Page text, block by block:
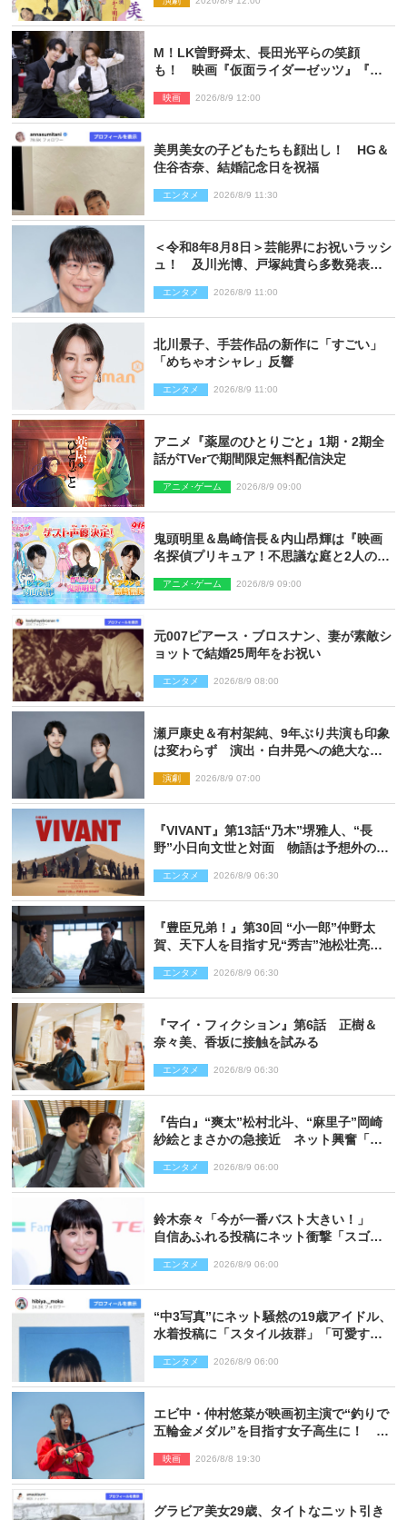
M！LK曽野舜太、長田光平らの笑顔
も！ 映画『仮面ライダーゼッツ』『超
ショット到着
映画 2026/8/9 12:00
美男美女の子どもたちも顔出し！ HG＆
住谷杏奈、結婚記念日を祝福
エンタメ 2026/8/9 11:30
＜令和8年8月8日＞芸能界にお祝いラッシ
ュ！ 及川光博、戸塚純貴ら多数発表結
エンタメ 2026/8/9 11:00
北川景子、手芸作品の新作に「すごい」
「めちゃオシャレ」反響
エンタメ 2026/8/9 11:00
アニメ『薬屋のひとりごと』1期・2期全
話がTVerで期間限定無料配信決定
アニメ･ゲーム 2026/8/9 09:00
鬼頭明里＆島崎信長＆内山昂輝は『映画
名探偵プリキュア！不思議な庭と2人の秘
アニメ･ゲーム 2026/8/9 09:00
元007ピアース・ブロスナン、妻が素敵シ
ョットで結婚25周年をお祝い
エンタメ 2026/8/9 08:00
瀬戸康史＆有村架純、9年ぶり共演も印象
は変わらず 演出・白井晃への絶大なる
演劇 2026/8/9 07:00
『VIVANT』第13話“乃木”堺雅人、“長
野”小日向文世と対面 物語は予想外の展
エンタメ 2026/8/9 06:30
『豊臣兄弟！』第30回 “小一郎”仲野太
賀、天下人を目指す兄“秀吉”池松壮亮
エンタメ 2026/8/9 06:30
『マイ・フィクション』第6話 正樹＆
奈々美、香坂に接触を試みる
エンタメ 2026/8/9 06:30
『告白』“爽太”松村北斗、“麻里子”岡崎
紗絵とまさかの急接近 ネット興奮「そ
り）
エンタメ 2026/8/9 06:00
鈴木奈々「今が一番バスト大きい！」
自信あふれる投稿にネット衝撃「スゴ
エンタメ 2026/8/9 06:00
“中3写真”にネット騒然の19歳アイドル、
水着投稿に「スタイル抜群」「可愛すぎ
エンタメ 2026/8/9 06:00
エビ中・仲村悠菜が映画初主演で“釣りで
五輪金メダル”を目指す女子高生に！ 映
映画 2026/8/8 19:30
グラビア美女29歳、タイトなニット引き